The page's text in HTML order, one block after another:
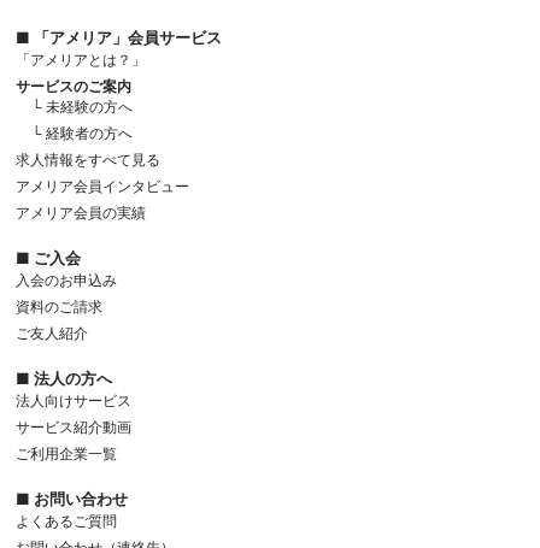
■ 「アメリア」会員サービス
「アメリアとは？」
サービスのご案内
└ 未経験の方へ
└ 経験者の方へ
求人情報をすべて見る
アメリア会員インタビュー
アメリア会員の実績
■ ご入会
入会のお申込み
資料のご請求
ご友人紹介
■ 法人の方へ
法人向けサービス
サービス紹介動画
ご利用企業一覧
■ お問い合わせ
よくあるご質問